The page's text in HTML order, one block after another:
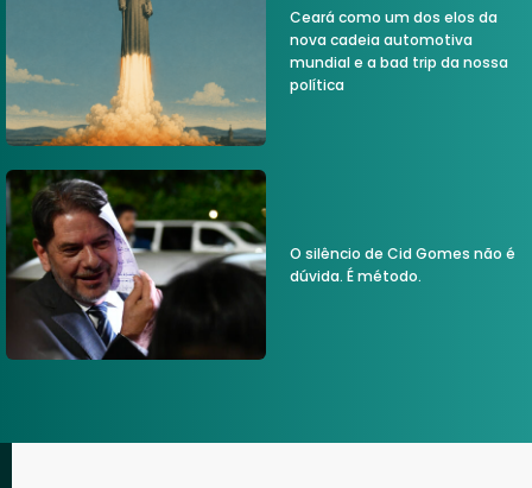
Ceará como um dos elos da
nova cadeia automotiva
mundial e a bad trip da nossa
política
O silêncio de Cid Gomes não é
dúvida. É método.